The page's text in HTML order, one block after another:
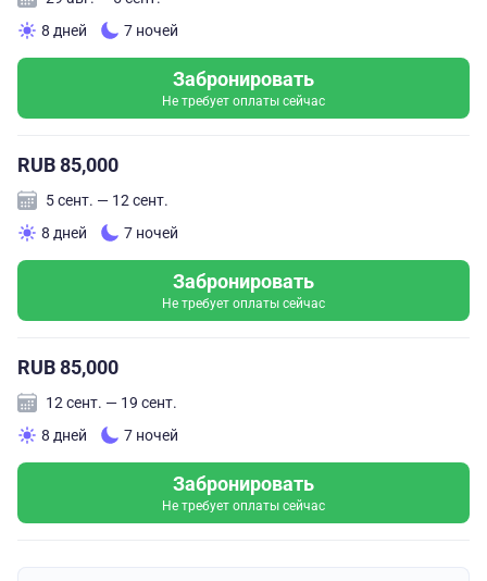
8 дней
7 ночей
Забронировать
Не требует оплаты сейчас
RUB 85,000
5 сент. — 12 сент.
8 дней
7 ночей
Забронировать
Не требует оплаты сейчас
RUB 85,000
12 сент. — 19 сент.
8 дней
7 ночей
Забронировать
Не требует оплаты сейчас